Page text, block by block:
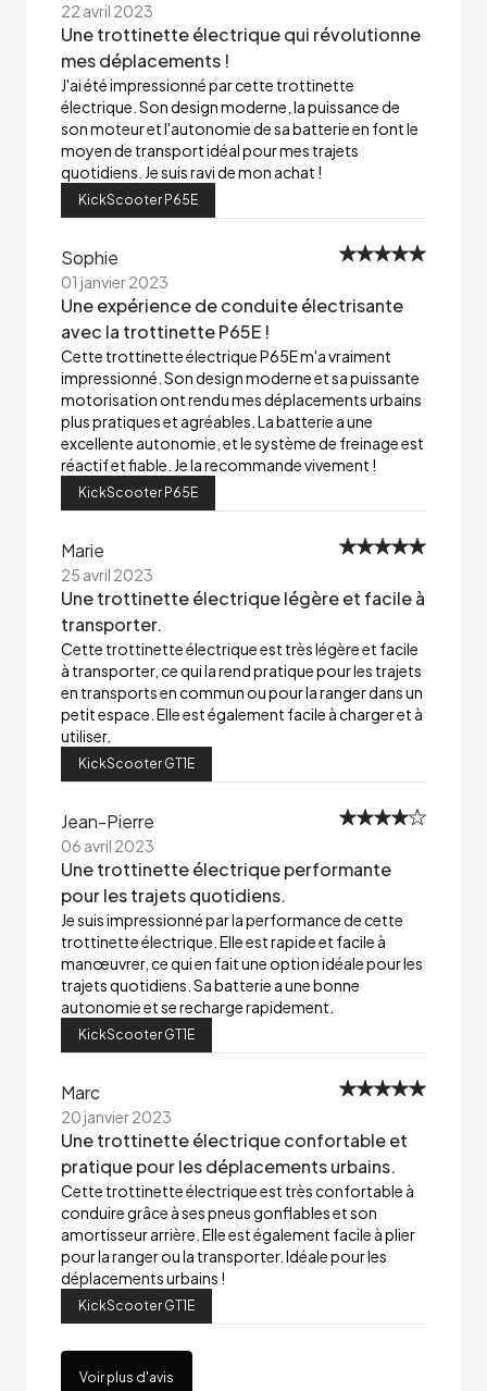
22 avril 2023
Une trottinette électrique qui révolutionne
mes déplacements !
J'ai été impressionné par cette trottinette
électrique. Son design moderne, la puissance de
son moteur et l'autonomie de sa batterie en font le
moyen de transport idéal pour mes trajets
quotidiens. Je suis ravi de mon achat !
KickScooter P65E
Sophie
01 janvier 2023
Une expérience de conduite électrisante
avec la trottinette P65E !
Cette trottinette électrique P65E m'a vraiment
impressionné. Son design moderne et sa puissante
motorisation ont rendu mes déplacements urbains
plus pratiques et agréables. La batterie a une
excellente autonomie, et le système de freinage est
réactif et fiable. Je la recommande vivement !
KickScooter P65E
Marie
25 avril 2023
Une trottinette électrique légère et facile à
transporter.
Cette trottinette électrique est très légère et facile
à transporter, ce qui la rend pratique pour les trajets
en transports en commun ou pour la ranger dans un
petit espace. Elle est également facile à charger et à
utiliser.
KickScooter GT1E
Jean-Pierre
06 avril 2023
Une trottinette électrique performante
pour les trajets quotidiens.
Je suis impressionné par la performance de cette
trottinette électrique. Elle est rapide et facile à
manœuvrer, ce qui en fait une option idéale pour les
trajets quotidiens. Sa batterie a une bonne
autonomie et se recharge rapidement.
KickScooter GT1E
Marc
20 janvier 2023
Une trottinette électrique confortable et
pratique pour les déplacements urbains.
Cette trottinette électrique est très confortable à
conduire grâce à ses pneus gonflables et son
amortisseur arrière. Elle est également facile à plier
pour la ranger ou la transporter. Idéale pour les
déplacements urbains !
KickScooter GT1E
Voir plus d'avis